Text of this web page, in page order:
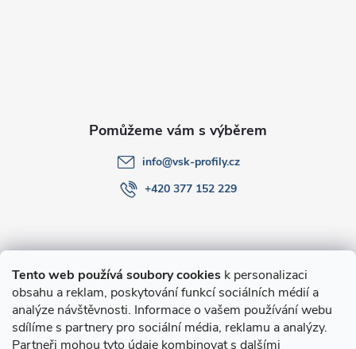
Tento web používá soubory cookies k personalizaci
obsahu a reklam, poskytování funkcí sociálních médií a
analýze návštěvnosti. Informace o vašem používání webu
sdílíme s partnery pro sociální média, reklamu a analýzy.
Partneři mohou tyto údaje kombinovat s dalšími
O nákupu
info@vsk-profily.cz
+420 377 152 229